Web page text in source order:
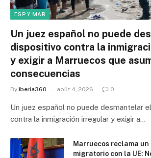
ESP Y MAR
Un juez español no puede
dispositivo contra la
y exigir a Marruecos que
consecuencias
By Iberia360 août 4, 2026 0
Un juez español no puede desmantelar
contra la inmigración irregular y exigir a…
Marruecos reclama un
migratorio con la UE: